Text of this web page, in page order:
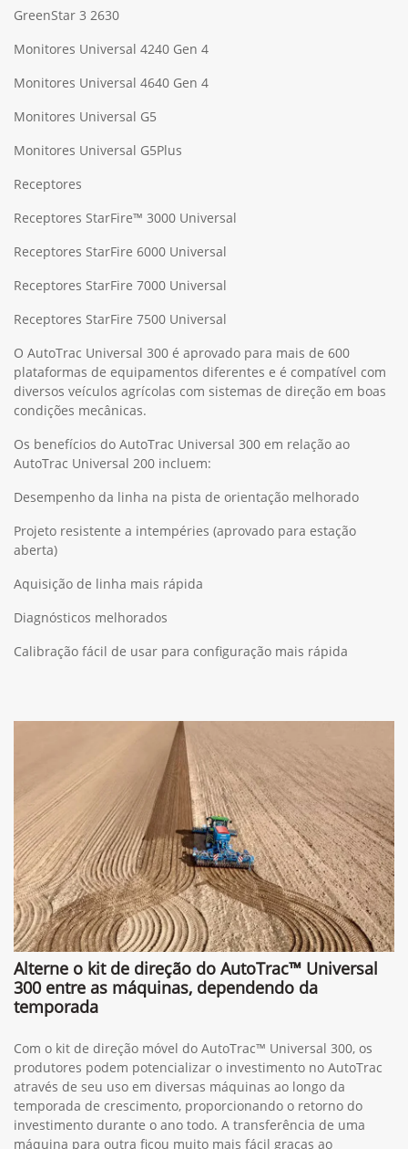
GreenStar 3 2630
Monitores Universal 4240 Gen 4
Monitores Universal 4640 Gen 4
Monitores Universal G5
Monitores Universal G5Plus
Receptores
Receptores StarFire™ 3000 Universal
Receptores StarFire 6000 Universal
Receptores StarFire 7000 Universal
Receptores StarFire 7500 Universal
O AutoTrac Universal 300 é aprovado para mais de 600
plataformas de equipamentos diferentes e é compatível com
diversos veículos agrícolas com sistemas de direção em boas
condições mecânicas.
Os benefícios do AutoTrac Universal 300 em relação ao
AutoTrac Universal 200 incluem:
Desempenho da linha na pista de orientação melhorado
Projeto resistente a intempéries (aprovado para estação
aberta)
Aquisição de linha mais rápida
Diagnósticos melhorados
Calibração fácil de usar para configuração mais rápida
Alterne o kit de direção do AutoTrac™ Universal
300 entre as máquinas, dependendo da
temporada
Com o kit de direção móvel do AutoTrac™ Universal 300, os
produtores podem potencializar o investimento no AutoTrac
através de seu uso em diversas máquinas ao longo da
temporada de crescimento, proporcionando o retorno do
investimento durante o ano todo. A transferência de uma
máquina para outra ficou muito mais fácil graças ao